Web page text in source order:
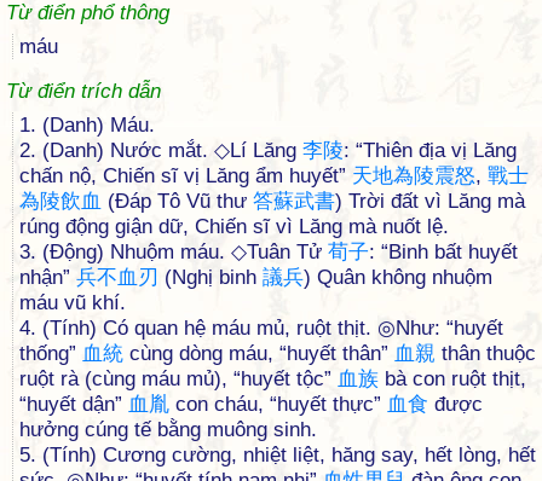
Từ điển phổ thông
máu
Từ điển trích dẫn
1. (Danh) Máu.
2. (Danh) Nước mắt. ◇Lí Lăng 李陵: “Thiên địa vị Lăng
chấn nộ, Chiến sĩ vị Lăng ẩm huyết” 天地為陵震怒, 戰士
為陵飲血 (Đáp Tô Vũ thư 答蘇武書) Trời đất vì Lăng mà
rúng động giận dữ, Chiến sĩ vì Lăng mà nuốt lệ.
3. (Động) Nhuộm máu. ◇Tuân Tử 荀子: “Binh bất huyết
nhận” 兵不血 刃 (Nghị binh 議兵) Quân không nhuộm
máu vũ khí.
4. (Tính) Có quan hệ máu mủ, ruột thịt. ◎Như: “huyết
thống” 血統 cùng dòng máu, “huyết thân” 血親 thân thuộc
ruột rà (cùng máu mủ), “huyết tộc” 血族 bà con ruột thịt,
“huyết dận” 血 胤 con cháu, “huyết thực” 血食 được
hưởng cúng tế bằng muông sinh.
5. (Tính) Cương cường, nhiệt liệt, hăng say, hết lòng, hết